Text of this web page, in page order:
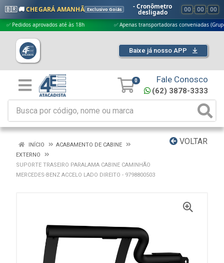
🇧🇷 🚚CHEGARÁ AMANHÃ Exclusivo Goiás - Cronômetro
desligado 00 : 00 : 00
aprovados até às 18h ✅ Apenas transportadoras conveniadas (Grupo G5)
Baixe já nosso APP
0 Fale Conosco
(62) 3878-3333
VOLTAR
INÍCIO
ACABAMENTO DE CABINE
EXTERNO
SUPORTE TRASEIRO PARALAMA CABINE CAMINHÃO
MERCEDES-BENZ ACCELO LADO DIREITO - 9798800503